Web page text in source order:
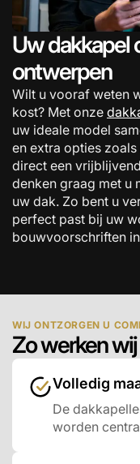
Uw dakkapel
ontwerpen
Wilt u vooraf weten
kost? Met onze
uw ideale model
en extra opties
direct een
denken graag met u
uw dak. Zo bent u
perfect past bij uw
bouwvoorschriften
WIJ ONTZORGEN U
Zo werken
Volledig
De
worden